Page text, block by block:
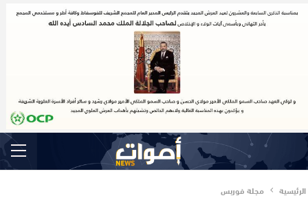
الرئيسية مجلة فوربس